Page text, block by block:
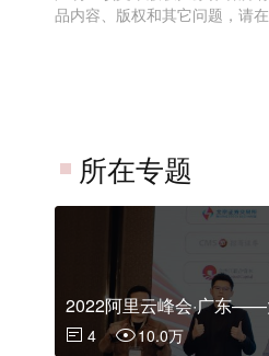
品内容、版权和其它问题，请
所在专题
2022阿里云峰会·广东——
4 10.0万